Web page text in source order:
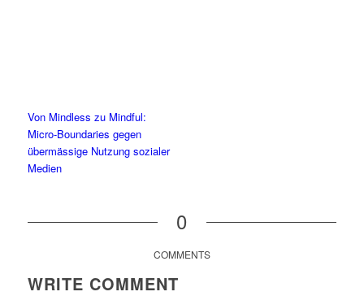
Von Mindless zu Mindful:
Micro-Boundaries gegen
übermässige Nutzung sozialer
Medien
0
COMMENTS
WRITE COMMENT